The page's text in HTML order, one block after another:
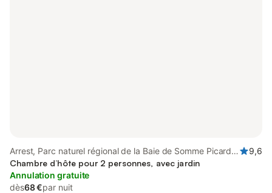
Arrest, Parc naturel régional de la Baie de Somme Picardie
Maritime
9,6
Chambre d’hôte pour 2 personnes, avec jardin
Annulation gratuite
dès68 €par nuit